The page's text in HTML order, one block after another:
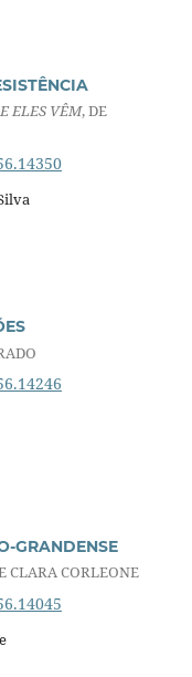
ELES VÊM, DE
GRANDENSE
CLARA CORLEONE